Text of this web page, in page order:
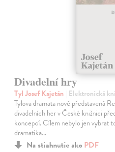
Divadelní hry
Tyl Josef Kajetán | Elektronická
Tylova dramata nově představená
divadelních her v České knižnici
koncepcí. Cílem nebylo jen vybrat
dramatika…
Na stiahnutie ako PDF